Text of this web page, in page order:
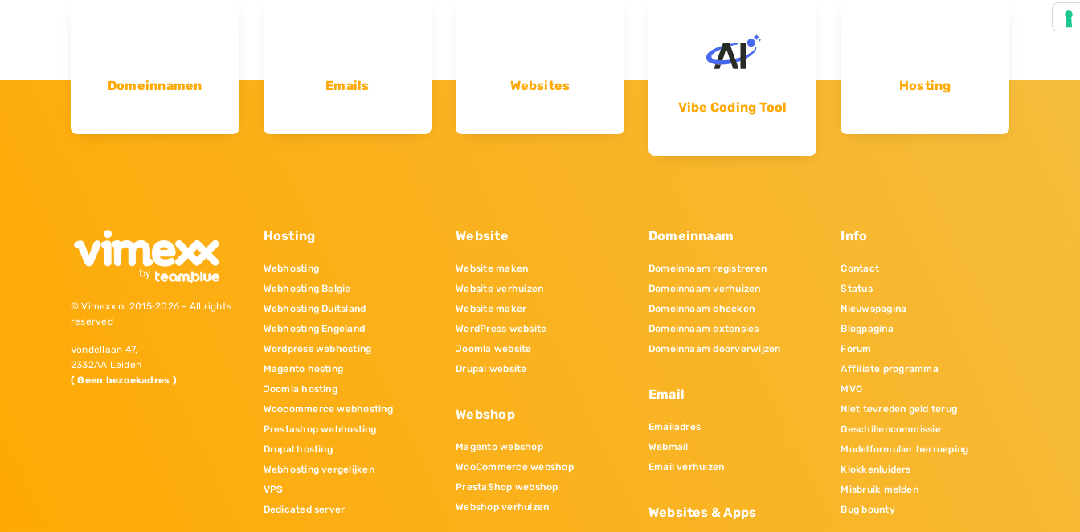
Domeinnamen Emails
Websites
Vibe Coding Tool
Hosting
© Vimexx.nl 2015‐2026 - All rights
reserved
Vondellaan 47,
2332AA Leiden
( Geen bezoekadres )
Hosting
Webhosting
Webhosting Belgie
Webhosting Duitsland
Webhosting Engeland
Wordpress webhosting
Magento hosting
Joomla hosting
Woocommerce webhosting
Prestashop webhosting
Drupal hosting
Webhosting vergelijken
VPS
Dedicated server
Website
Website maken
Website verhuizen
Website maker
WordPress website
Joomla website
Drupal website
Webshop
Magento webshop
WooCommerce webshop
PrestaShop webshop
Webshop verhuizen
Domeinnaam
Domeinnaam registreren
Domeinnaam verhuizen
Domeinnaam checken
Domeinnaam extensies
Domeinnaam doorverwijzen
Email
Emailadres
Webmail
Email verhuizen
Websites & Apps
Info
Contact
Status
Nieuwspagina
Blogpagina
Forum
Affiliate programma
MVO
Niet tevreden geld terug
Geschillencommissie
Modelformulier herroeping
Klokkenluiders
Misbruik melden
Bug bounty